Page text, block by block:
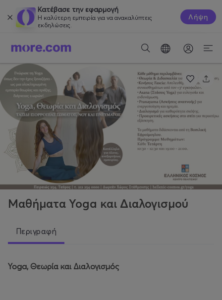
Κατέβασε την εφαρμογή
Η καλύτερη εμπειρία για να ανακαλύπτεις
εκδηλώσεις.
Λήψη
Μαθήματα Yoga και Διαλογισμού
Περιγραφή
Yoga, Θεωρία και Διαλογισμός